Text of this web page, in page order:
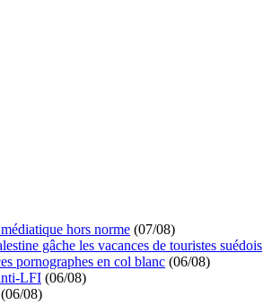
hors norme (07/08)
gâche les vacances de touristes suédois
pornographes en col blanc (06/08)
LFI (06/08)
(06/08)